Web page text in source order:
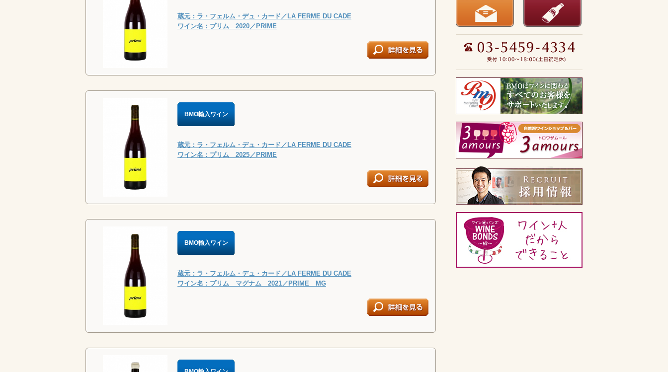
蔵元：ラ・フェルム・デュ・カード／LA FERME DU CADE
ワイン名：プリム 2020／PRIME
BMO輸入ワイン
蔵元：ラ・フェルム・デュ・カード／LA FERME DU CADE
ワイン名：プリム 2025／PRIME
BMO輸入ワイン
蔵元：ラ・フェルム・デュ・カード／LA FERME DU CADE
ワイン名：プリム マグナム 2021／PRIME MG